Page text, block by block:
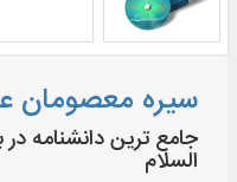
سیره معصومان
جامع ترین دانشنامه
السلام